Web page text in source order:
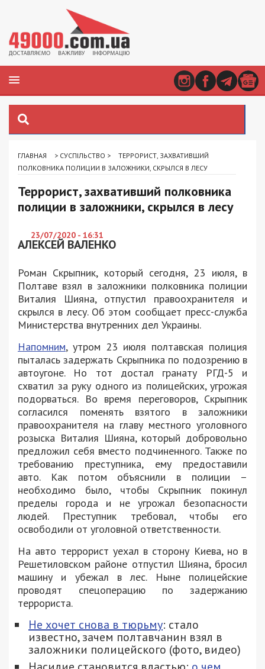
ГЛАВНАЯ > СУСПІЛЬСТВО >
ТЕРРОРИСТ, ЗАХВАТИВШИЙ
ПОЛКОВНИКА ПОЛИЦИИ В ЗАЛОЖНИКИ, СКРЫЛСЯ В ЛЕСУ
Террорист, захвативший полковника
полиции в заложники, скрылся в лесу
23/07/2020 - 16:31
АЛЕКСЕЙ ВАЛЕНКО
Роман Скрыпник, который сегодня, 23 июля, в
Полтаве взял в заложники полковника полиции
Виталия Шияна, отпустил правоохранителя и
скрылся в лесу. Об этом сообщает пресс-служба
Министерства внутренних дел Украины.
Напомним, утром 23 июля полтавская полиция
пыталась задержать Скрыпника по подозрению в
автоугоне. Но тот достал гранату РГД-5 и
схватил за руку одного из полицейских, угрожая
подорваться. Во время переговоров, Скрыпник
согласился поменять взятого в заложники
правоохранителя на главу местного уголовного
розыска Виталия Шияна, который добровольно
предложил себя вместо подчиненного. Также по
требованию преступника, ему предоставили
авто. Как потом объяснили в полиции –
необходимо было, чтобы Скрыпник покинул
пределы города и не угрожал безопасности
людей. Преступник требовал, чтобы его
освободили от уголовной ответственности.
На авто террорист уехал в сторону Киева, но в
Решетиловском районе отпустил Шияна, бросил
машину и убежал в лес. Ныне полицейские
проводят спецоперацию по задержанию
террориста.
Не хочет снова в тюрьму: стало
известно, зачем полтавчанин взял в
заложники полицейского (фото, видео)